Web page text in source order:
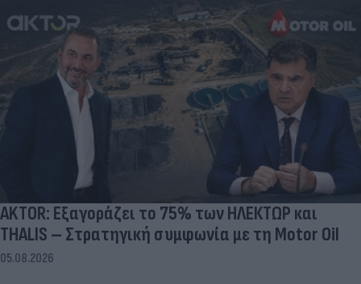
AKTOR: Εξαγοράζει το 75% των ΗΛΕΚΤΩΡ και
THALIS – Στρατηγική συμφωνία με τη Motor Oil
05.08.2026